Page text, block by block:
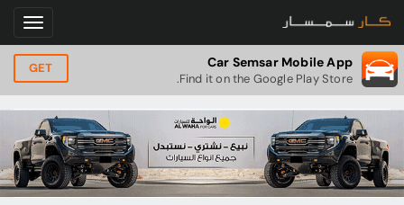
Car Semsar Mobile App
Find it on the Google Play Store.
GET